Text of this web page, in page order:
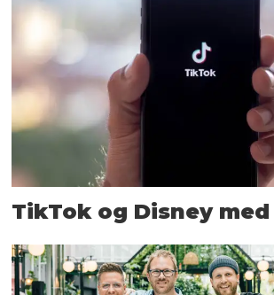
TikTok og Disney